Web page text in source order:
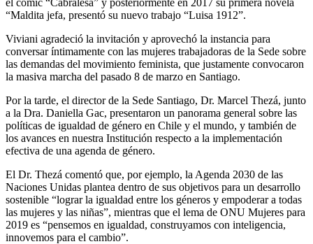
el cómic “Cabralesa” y posteriormente en 2017 su primera novela
“Maldita jefa, presentó su nuevo trabajo “Luisa 1912”.
Viviani agradeció la invitación y aprovechó la instancia para
conversar íntimamente con las mujeres trabajadoras de la Sede sobre
las demandas del movimiento feminista, que justamente convocaron
la masiva marcha del pasado 8 de marzo en Santiago.
Por la tarde, el director de la Sede Santiago, Dr. Marcel Thezá, junto
a la Dra. Daniella Gac, presentaron un panorama general sobre las
políticas de igualdad de género en Chile y el mundo, y también de
los avances en nuestra Institución respecto a la implementación
efectiva de una agenda de género.
El Dr. Thezá comentó que, por ejemplo, la Agenda 2030 de las
Naciones Unidas plantea dentro de sus objetivos para un desarrollo
sostenible “lograr la igualdad entre los géneros y empoderar a todas
las mujeres y las niñas”, mientras que el lema de ONU Mujeres para
2019 es “pensemos en igualdad, construyamos con inteligencia,
innovemos para el cambio”.